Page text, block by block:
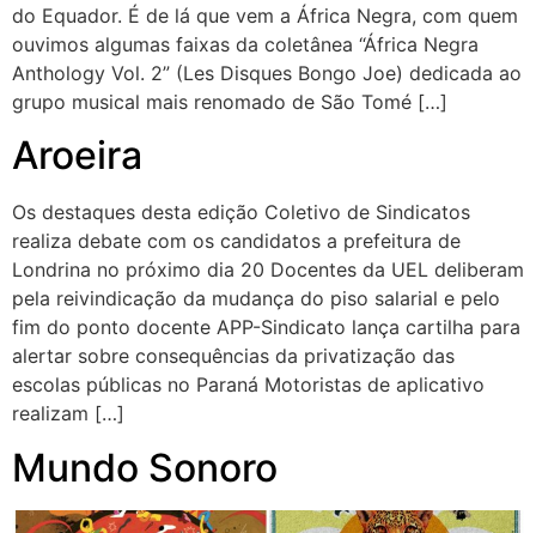
do Equador. É de lá que vem a África Negra, com quem
ouvimos algumas faixas da coletânea “África Negra
Anthology Vol. 2” (Les Disques Bongo Joe) dedicada ao
grupo musical mais renomado de São Tomé […]
Aroeira
Os destaques desta edição Coletivo de Sindicatos
realiza debate com os candidatos a prefeitura de
Londrina no próximo dia 20 Docentes da UEL deliberam
pela reivindicação da mudança do piso salarial e pelo
fim do ponto docente APP-Sindicato lança cartilha para
alertar sobre consequências da privatização das
escolas públicas no Paraná Motoristas de aplicativo
realizam […]
Mundo Sonoro